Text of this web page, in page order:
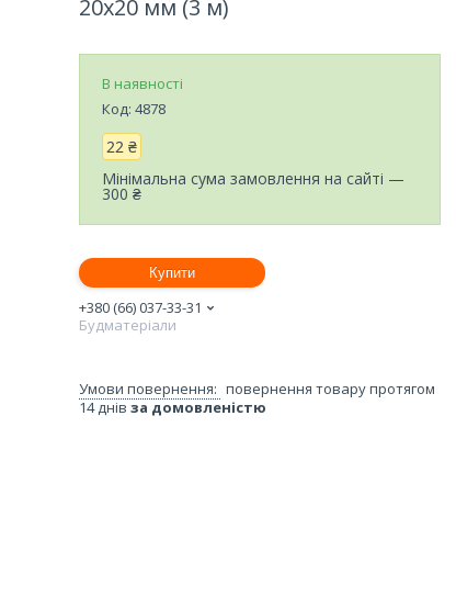
20х20 мм (3 м)
В наявності
Код: 4878
22 ₴
Мінімальна сума замовлення на сайті —
300 ₴
Купити
+380 (66) 037-33-31
Будматеріали
повернення товару протягом
14 днів за домовленістю